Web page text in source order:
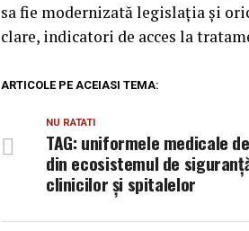
sa fie modernizată legislația și
clare, indicatori de acces la
ARTICOLE PE ACEIASI TEMA:
NU RATATI
TAG: uniformele medicale
din ecosistemul de
clinicilor și spitalelor